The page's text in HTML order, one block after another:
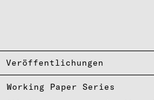
Veröffentlichungen
Working Paper Series